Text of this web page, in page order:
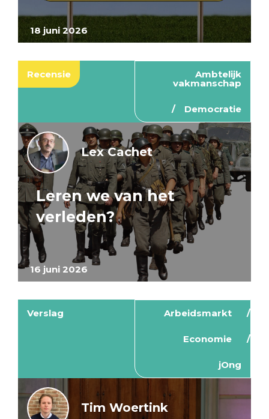
18 juni 2026
Recensie Ambtelijk
vakmanschap
Democratie
16 juni 2026
Lex Cachet
Leren we van het
verleden?
Verslag Arbeidsmarkt
Economie
jOng
Tim Woertink